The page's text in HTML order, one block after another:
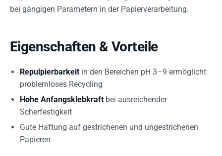
bei gängigen Parametern in der Papierverarbeitung.
Eigenschaften & Vorteile
Repulpierbarkeit in den Bereichen pH 3–9 ermöglicht
problemloses Recycling
Hohe Anfangsklebkraft bei ausreichender
Scherfestigkeit
Gute Haftung auf gestrichenen und ungestrichenen
Papieren